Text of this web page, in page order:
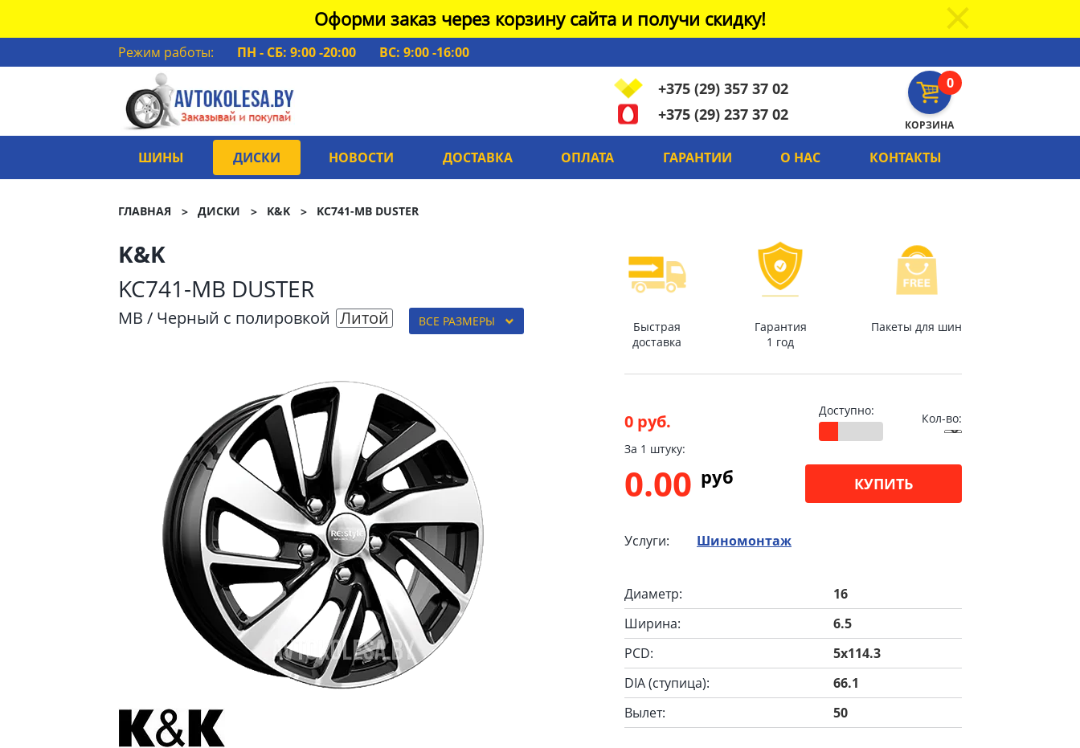
Оформи заказ через корзину сайта и получи скидку!
Режим работы: ПН - СБ: 9:00 -20:00
ВС: 9:00 -16:00
0
КОРЗИНА
+375 (29) 357 37 02
+375 (29) 237 37 02
ШИНЫ ДИСКИ НОВОСТИ ДОСТАВКА ОПЛАТА ГАРАНТИИ О НАС КОНТАКТЫ
ГЛАВНАЯ ДИСКИ K&K KC741-MB DUSTER
K&K
KC741-MB DUSTER
MB / Черный с полировкой Литой ВСЕ РАЗМЕРЫ
Быстрая
доставка
Гарантия
1 год
Пакеты для шин
0 руб.
Доступно:
Кол-во:
За 1 штуку:
0.00 pуб КУПИТЬ
Услуги: Шиномонтаж
Диаметр:
16
Ширина:
6.5
PCD:
5x114.3
DIA (ступица):
66.1
Вылет:
50